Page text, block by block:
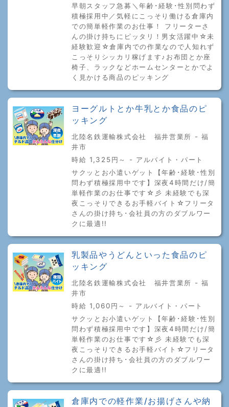
早朝スタッフ急募＼年齢･経験･性別問わず
積極採用中／気軽にこっそり働ける倉庫内
での簡単軽作業のお仕事！ フリーターさ
んの掛け持ちにピッタリ！男女活躍中☆未
経験歓迎☆倉庫内での作業なので人知れず
こっそりシッカリ稼げます♪お布団とか座
椅子、ラックなどホームセンターとかでよ
く見かける商品のピッキング
ヨーグルトとか牛乳とか食品のピ
ッキング
北陸名鉄運輸株式会社 福井営業所 - 福
井市
時給 1,325円～ - アルバイト・パート
サクッとお小遣いゲット【年齢･経験･性別
問わず積極採用中です】深夜4時間だけ/簡
単軽作業のお仕事です☆彡 未経験でも深
夜こっそりできるお手軽バイト☆フリータ
さんの掛け持ち･会社員の方のダブルワー
クに最適!!
乳製品やうどんといった食品のピ
ッキング
北陸名鉄運輸株式会社 福井営業所 - 福
井市
時給 1,060円～ - アルバイト・パート
サクッとお小遣いゲット【年齢･経験･性別
問わず積極採用中です】深夜4時間だけ/簡
単軽作業のお仕事です☆彡 未経験でも深
夜こっそりできるお手軽バイト☆フリータ
さんの掛け持ち･会社員の方のダブルワー
クに最適!!
倉庫内での軽作業/お揚げさんや納